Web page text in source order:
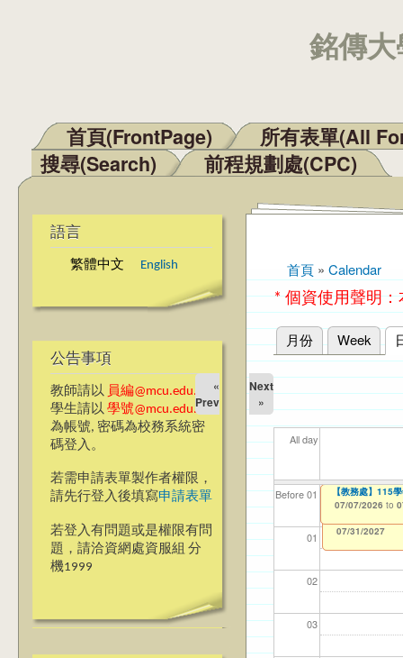
銘傳
主選單
首頁(FrontPage)
所有表單(All
搜尋(Search)
前程規劃處(CPC)
語言
繁體中文 English
公告事項
教師請以 員編@mcu.edu.tw
學生請以 學號@mcu.edu.tw
為帳號, 密碼為校務系統密
碼登入。
若需申請表單製作者權限，
請先行登入後填寫申請表單
若登入有問題或是權限有問
題，請洽資網處資服組 分
機1999
您在這裡
首頁 » Calendar
* 個資使用聲明
主要索引標籤
月份 Week
«
Prev
Next
»
All day
Before 01
01
02
03
【資網處】
整合系統～表單
12/31/2027
【財務處】工讀
11/12/2021 to
【財務處】漏打
錄
07/31/2027
114
04/
【學
07/
商品
11/
教務
11/
【教學暨學習資
06/23/2026 to
【教務處】115
07/07/2026 to